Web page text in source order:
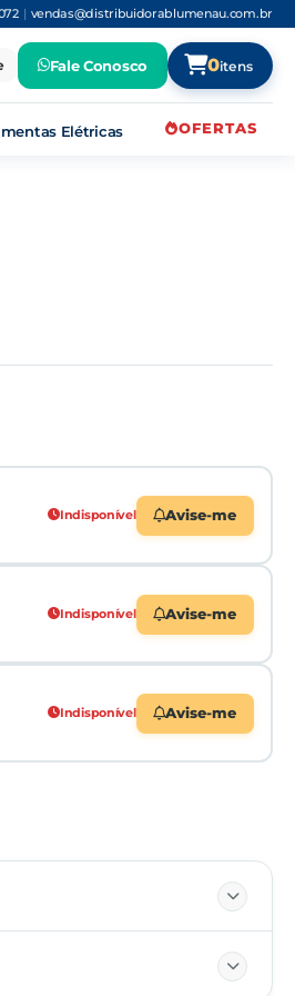
| vendas@distribuidorablumenau.com.br
Fale Conosco 0itens
Elétricas OFERTAS
Indisponível Avise-me
Indisponível Avise-me
Indisponível Avise-me